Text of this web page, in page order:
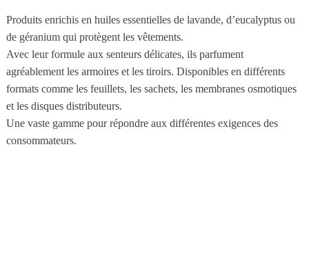
Produits enrichis en huiles essentielles de lavande, d’eucalyptus ou
de géranium qui protègent les vêtements.
Avec leur formule aux senteurs délicates, ils parfument
agréablement les armoires et les tiroirs. Disponibles en différents
formats comme les feuillets, les sachets, les membranes osmotiques
et les disques distributeurs.
Une vaste gamme pour répondre aux différentes exigences des
consommateurs.